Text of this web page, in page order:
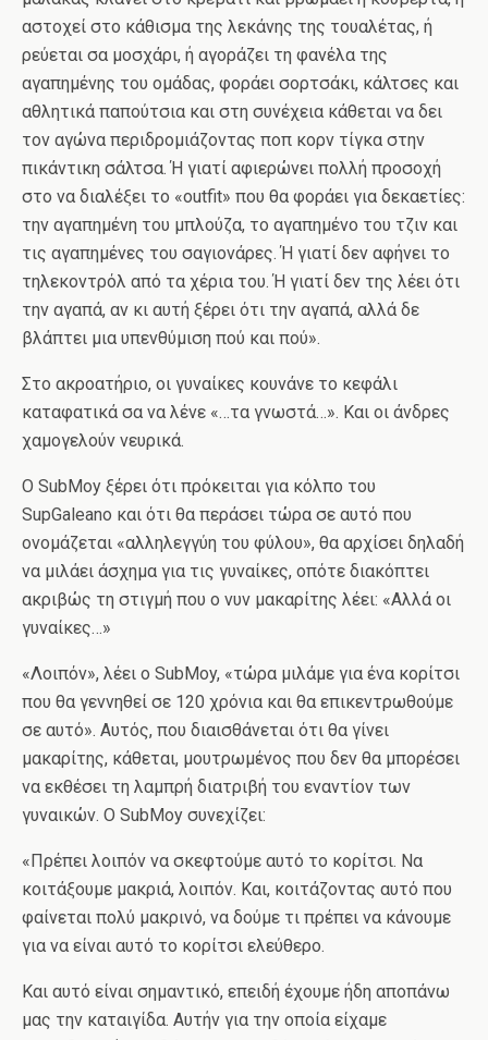
αστοχεί στο κάθισμα της λεκάνης της τουαλέτας, ή
ρεύεται σα μοσχάρι, ή αγοράζει τη φανέλα της
αγαπημένης του ομάδας, φοράει σορτσάκι, κάλτσες και
αθλητικά παπούτσια και στη συνέχεια κάθεται να δει
τον αγώνα περιδρομιάζοντας ποπ κορν τίγκα στην
πικάντικη σάλτσα. Ή γιατί αφιερώνει πολλή προσοχή
στο να διαλέξει το «outfit» που θα φοράει για δεκαετίες:
την αγαπημένη του μπλούζα, το αγαπημένο του τζιν και
τις αγαπημένες του σαγιονάρες. Ή γιατί δεν αφήνει το
τηλεκοντρόλ από τα χέρια του. Ή γιατί δεν της λέει ότι
την αγαπά, αν κι αυτή ξέρει ότι την αγαπά, αλλά δε
βλάπτει μια υπενθύμιση πού και πού».
Στο ακροατήριο, οι γυναίκες κουνάνε το κεφάλι
καταφατικά σα να λένε «…τα γνωστά…». Και οι άνδρες
χαμογελούν νευρικά.
Ο SubMoy ξέρει ότι πρόκειται για κόλπο του
SupGaleano και ότι θα περάσει τώρα σε αυτό που
ονομάζεται «αλληλεγγύη του φύλου», θα αρχίσει δηλαδή
να μιλάει άσχημα για τις γυναίκες, οπότε διακόπτει
ακριβώς τη στιγμή που ο νυν μακαρίτης λέει: «Αλλά οι
γυναίκες…»
«Λοιπόν», λέει ο SubMoy, «τώρα μιλάμε για ένα κορίτσι
που θα γεννηθεί σε 120 χρόνια και θα επικεντρωθούμε
σε αυτό». Αυτός, που διαισθάνεται ότι θα γίνει
μακαρίτης, κάθεται, μουτρωμένος που δεν θα μπορέσει
να εκθέσει τη λαμπρή διατριβή του εναντίον των
γυναικών. Ο SubMoy συνεχίζει:
«Πρέπει λοιπόν να σκεφτούμε αυτό το κορίτσι. Να
κοιτάξουμε μακριά, λοιπόν. Και, κοιτάζοντας αυτό που
φαίνεται πολύ μακρινό, να δούμε τι πρέπει να κάνουμε
για να είναι αυτό το κορίτσι ελεύθερο.
Και αυτό είναι σημαντικό, επειδή έχουμε ήδη αποπάνω
μας την καταιγίδα. Αυτήν για την οποία είχαμε